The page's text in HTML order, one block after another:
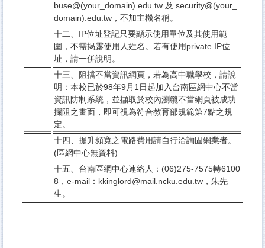
buse@(your_domain).edu.tw 及 security@(your_
domain).edu.tw，不加主機名稱。
十二、IP位址登記只要顯示使用單位及其使用範
圍，不需揭露使用人姓名。若有使用private IP位
址，請一併說明。
十三、阻擋不當資訊網頁，若為高中職學校，請說
明：本校已於98年9月1日起加入台南區網中心不當
資訊防制系統，並擷取於校內瀏纜不當網頁被成功
攔阻之畫面，即可視為符合教育部規範第7點之規
定。
十四、提升頻寬之電路費用請自行洽詢固網業者。
(區網中心無資料)
十五、台南區網中心連絡人：(06)275-7575轉6100
8，e-mail：kkinglord@mail.ncku.edu.tw，朱先
生。